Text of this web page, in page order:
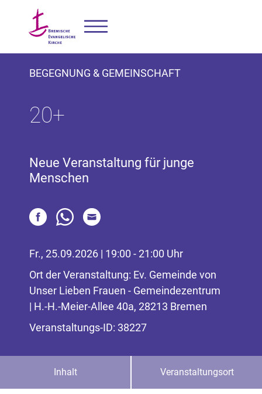
BEGEGNUNG & GEMEINSCHAFT
20+
Neue Veranstaltung für junge
Menschen
Fr., 25.09.2026 | 19:00 - 21:00 Uhr
Ort der Veranstaltung: Ev. Gemeinde von
Unser Lieben Frauen - Gemeindezentrum
| H.-H.-Meier-Allee 40a, 28213 Bremen
Veranstaltungs-ID: 38227
Inhalt Veranstaltungsort